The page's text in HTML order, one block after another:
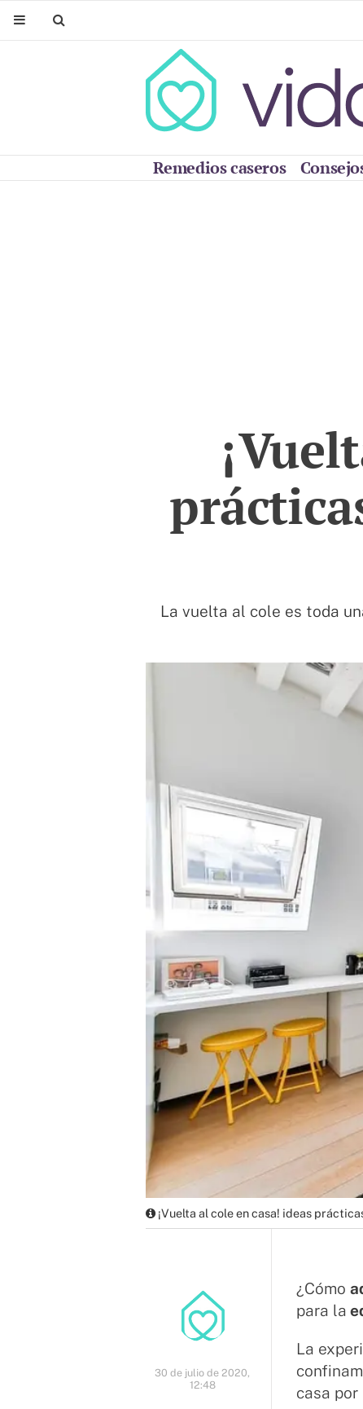
Remedios caseros
La vuelta al cole es toda
¡Vuelta al cole en casa! ideas
30 de julio de 2020,
12:48
¿Cómo
para la
La
casa